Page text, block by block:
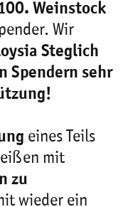
Weinstock
Wir
Steglich
Spendern sehr
eines Teils
mit
zu
wieder ein